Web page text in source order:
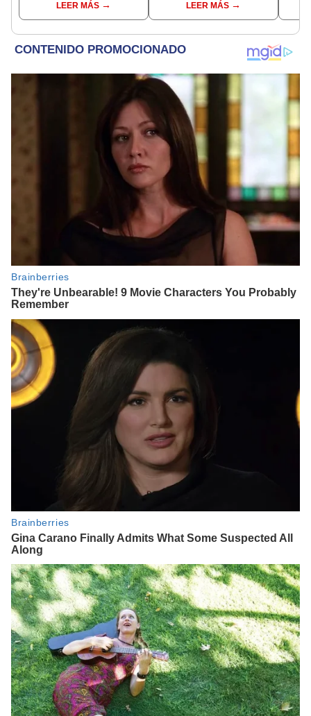
CañeteLEER MÁS
denunciarlo por
tocamientos: “Me
LEER MÁS